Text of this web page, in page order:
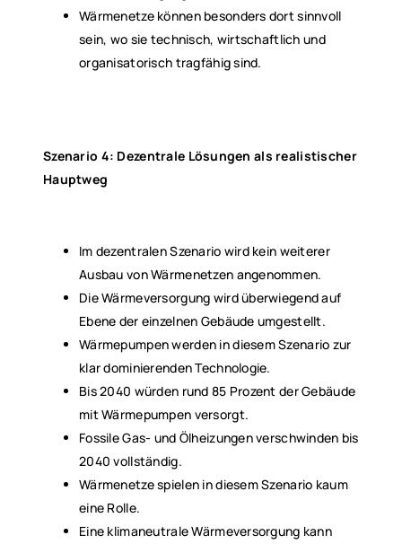
Wärmenetze können besonders dort sinnvoll
sein, wo sie technisch, wirtschaftlich und
organisatorisch tragfähig sind.
Szenario 4: Dezentrale Lösungen als realistischer
Hauptweg
Im dezentralen Szenario wird kein weiterer
Ausbau von Wärmenetzen angenommen.
Die Wärmeversorgung wird überwiegend auf
Ebene der einzelnen Gebäude umgestellt.
Wärmepumpen werden in diesem Szenario zur
klar dominierenden Technologie.
Bis 2040 würden rund 85 Prozent der Gebäude
mit Wärmepumpen versorgt.
Fossile Gas- und Ölheizungen verschwinden bis
2040 vollständig.
Wärmenetze spielen in diesem Szenario kaum
eine Rolle.
Eine klimaneutrale Wärmeversorgung kann